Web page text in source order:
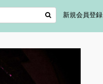
新規会員登録